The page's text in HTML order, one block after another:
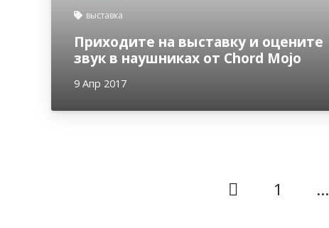
выставка
Приходите на выставку и оцените
звук в наушниках от Chord Mojo
9 Апр 2017
1 …